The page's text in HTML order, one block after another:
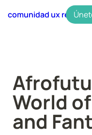
comunidad ux
World
and